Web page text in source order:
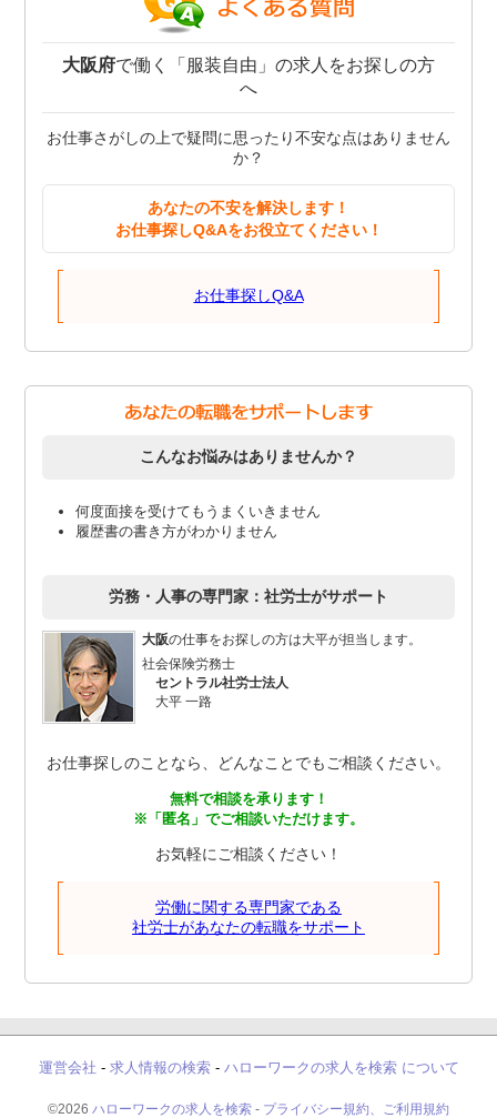
大阪府で働く「服装自由」の求人をお探しの方
へ
お仕事さがしの上で疑問に思ったり不安な点はありません
か？
あなたの不安を解決します！
お仕事探しQ&Aをお役立てください！
お仕事探しQ&A
こんなお悩みはありませんか？
何度面接を受けてもうまくいきません
履歴書の書き方がわかりません
労務・人事の専門家：社労士がサポート
大阪の仕事をお探しの方は大平が担当します。
社会保険労務士
セントラル社労士法人
大平 一路
お仕事探しのことなら、どんなことでもご相談ください。
無料で相談を承ります！
※「匿名」でご相談いただけます。
お気軽にご相談ください！
労働に関する専門家である
社労士があなたの転職をサポート
運営会社 - 求人情報の検索- ハローワークの求人を検索 について
©2026 ハローワークの求人を検索 - プライバシー規約、ご利用規約